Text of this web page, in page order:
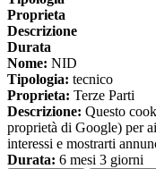
Proprieta
Descrizione
Durata
Nome: NID
Tipologia: tecnico
Proprieta: Terze Parti
Descrizione: Questo
proprietà di Google) per
interessi e mostrarti
Durata: 6 mesi 3 giorni